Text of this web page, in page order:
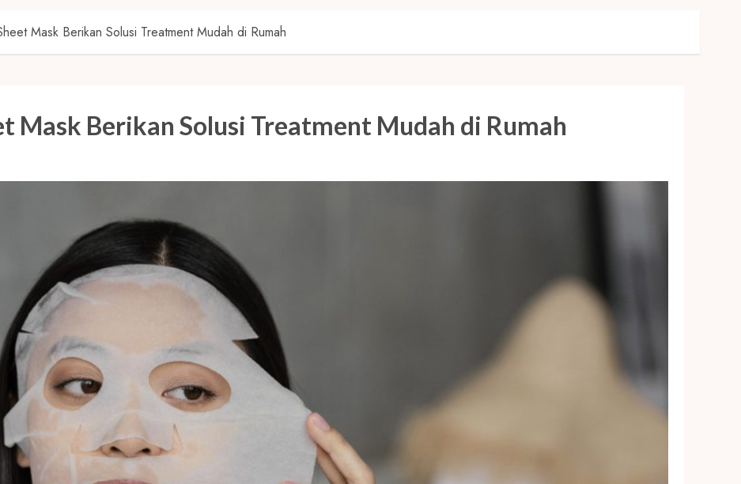
Mask Berikan Solusi Treatment Mudah di Rumah
Mask Berikan Solusi Treatment Mudah di Rumah